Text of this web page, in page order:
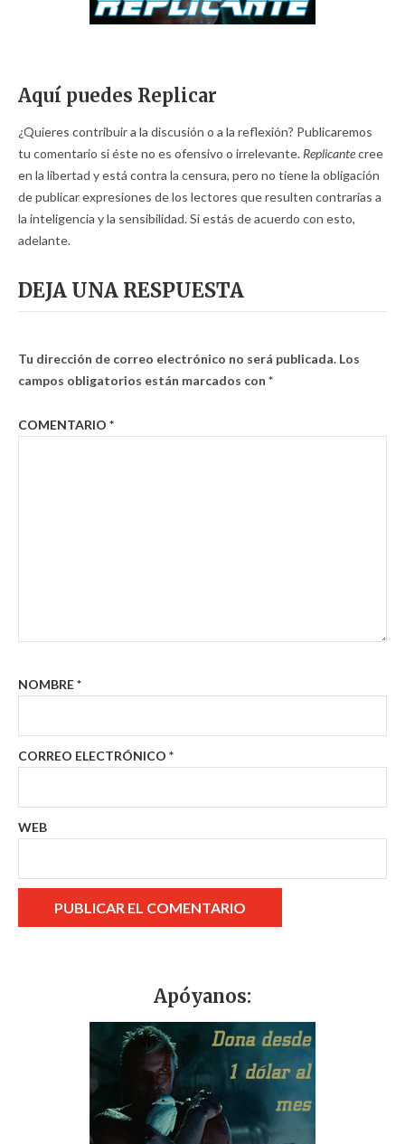
Aquí puedes Replicar
¿Quieres contribuir a la discusión o a la reflexión? Publicaremos
tu comentario si éste no es ofensivo o irrelevante. Replicantecree
en la libertad y está contra la censura, pero no tiene la obligación
de publicar expresiones de los lectores que resulten contrarias a
la inteligencia y la sensibilidad. Si estás de acuerdo con esto,
adelante.
DEJA UNA RESPUESTA
Tu dirección de correo electrónico no será publicada. Los
campos obligatorios están marcados con *
COMENTARIO *
NOMBRE*
CORREO ELECTRÓNICO *
WEB
Apóyanos: